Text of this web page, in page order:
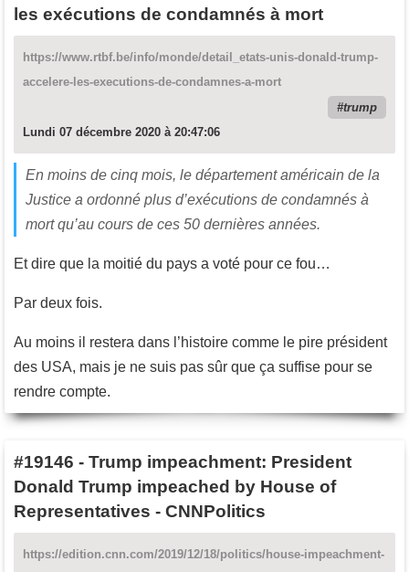
les exécutions de condamnés à mort
https://www.rtbf.be/info/monde/detail_etats-unis-donald-trump-
accelere-les-executions-de-condamnes-a-mort
trump
Lundi 07 décembre 2020 à 20:47:06
En moins de cinq mois, le département américain de la
Justice a ordonné plus d’exécutions de condamnés à
mort qu’au cours de ces 50 dernières années.
Et dire que la moitié du pays a voté pour ce fou…
Par deux fois.
Au moins il restera dans l’histoire comme le pire président
des USA, mais je ne suis pas sûr que ça suffise pour se
rendre compte.
#19146 - Trump impeachment: President
Donald Trump impeached by House of
Representatives - CNNPolitics
https://edition.cnn.com/2019/12/18/politics/house-impeachment-